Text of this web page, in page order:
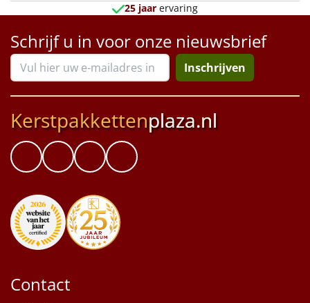
25 jaar ervaring
Schrijf u in voor onze nieuwsbrief
Inschrijven
Kerstpakkettenplaza.nl
Contact